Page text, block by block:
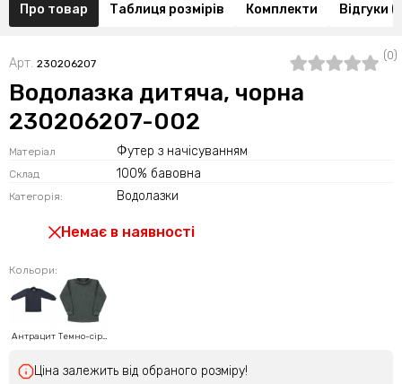
Про товар Таблиця розмірів Комплекти Відгуки
Арт. 230206207
(0)
Водолазка дитяча, чорна
230206207-002
Матеріал Футер з начісуванням
Склад 100% бавовна
Категорія: Водолазки
Немає в наявності
Кольори:
Антрацит Темно-сірий
Ціна залежить від обраного розміру!